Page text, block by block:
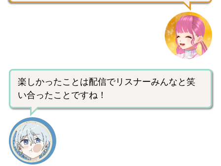
楽しかったことは配信でリスナーみんなと笑
い合ったことですね！